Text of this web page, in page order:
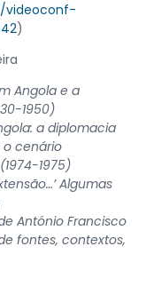
videoconf-
)
Angola e a
1950)
a diplomacia
o cenário
1975)
Algumas
António Francisco
fontes, contextos,